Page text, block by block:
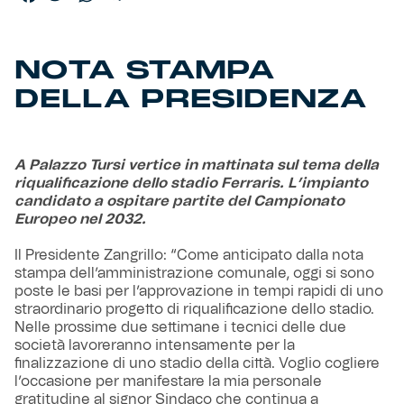
Isolani x Genoa
Fortissimo batte il mio cuor
NOTA STAMPA
DELLA PRESIDENZA
A Palazzo Tursi vertice in mattinata sul tema della
riqualificazione dello stadio Ferraris. L’impianto
candidato a ospitare partite del Campionato
Europeo nel 2032.
Il Presidente Zangrillo: “Come anticipato dalla nota
stampa dell’amministrazione comunale, oggi si sono
poste le basi per l’approvazione in tempi rapidi di uno
straordinario progetto di riqualificazione dello stadio.
Nelle prossime due settimane i tecnici delle due
società lavoreranno intensamente per la
finalizzazione di uno stadio della città. Voglio cogliere
l’occasione per manifestare la mia personale
gratitudine al signor Sindaco che continua a